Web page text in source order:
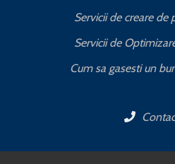
Servicii de creare de
Servicii de
Cum sa gasesti un